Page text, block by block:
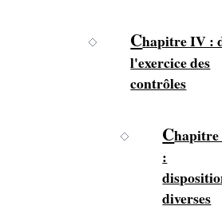
Chapitre IV :
l'exercice des
contrôles
C
:
diverses